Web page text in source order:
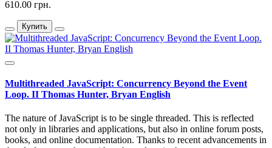
610.00 грн.
Купить
Multithreaded JavaScript: Concurrency Beyond the Event
Loop. II Thomas Hunter, Bryan English
The nature of JavaScript is to be single threaded. This is reflected
not only in libraries and applications, but also in online forum posts,
books, and online documentation. Thanks to recent advancements in